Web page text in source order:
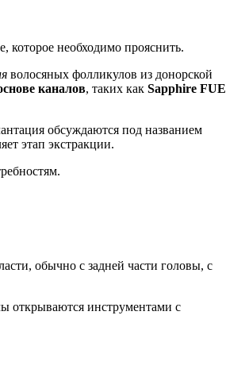
которое необходимо прояснить.
волосяных фолликулов из донорской
каналов, таких какSapphire FUE
обсуждаются под названием
этап экстракции.
обычно с задней части головы, с
открываются инструментами с